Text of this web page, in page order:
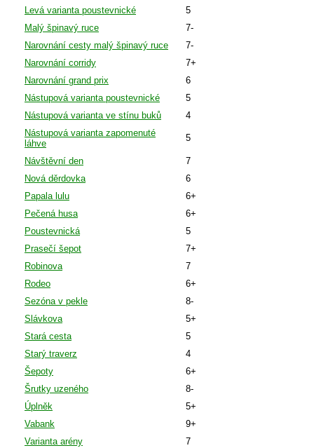
Levá varianta poustevnické
5
Malý špinavý ruce
7-
Narovnání cesty malý špinavý ruce
7-
Narovnání corridy
7+
Narovnání grand prix
6
Nástupová varianta poustevnické
5
Nástupová varianta ve stínu buků
4
Nástupová varianta zapomenuté
láhve
5
Návštěvní den
7
Nová děrdovka
6
Papala lulu
6+
Pečená husa
6+
Poustevnická
5
Prasečí šepot
7+
Robinova
7
Rodeo
6+
Sezóna v pekle
8-
Slávkova
5+
Stará cesta
5
Starý traverz
4
Šepoty
6+
Šrutky uzeného
8-
Úplněk
5+
Vabank
9+
Varianta arény
7